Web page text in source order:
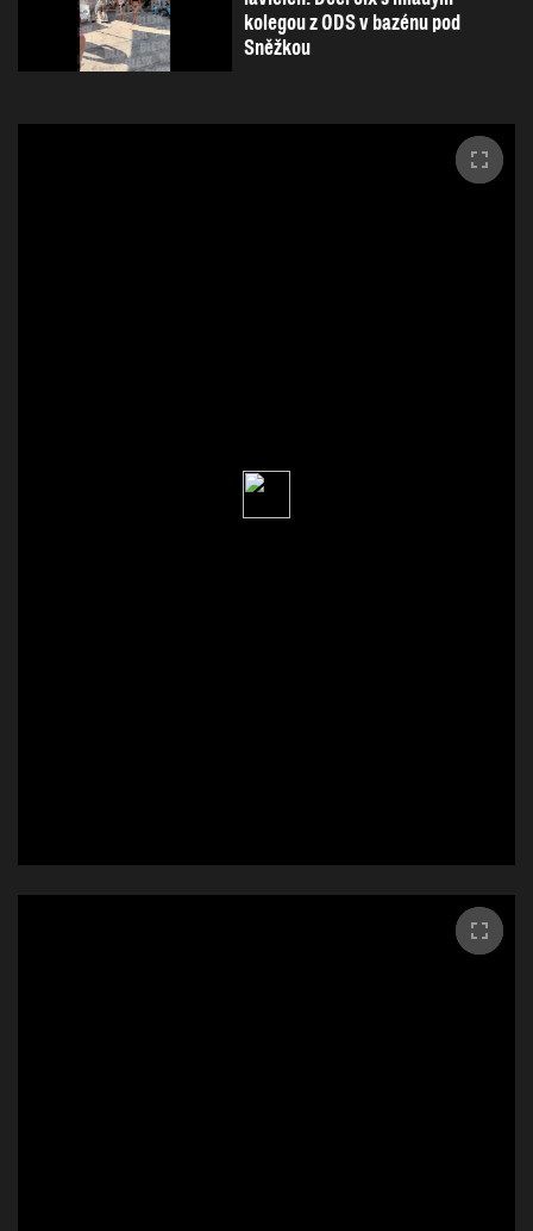
kolegou z ODS v bazénu pod
Sněžkou